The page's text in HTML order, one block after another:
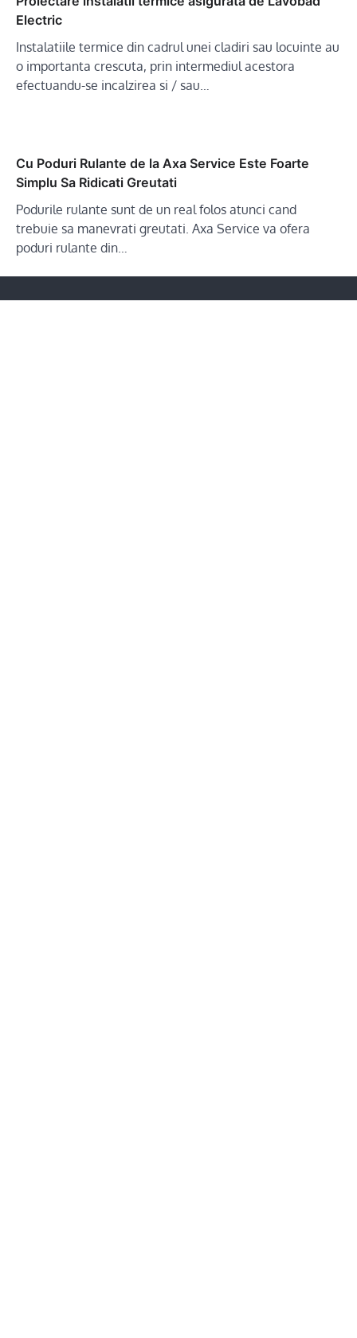
Electric
Instalatiile termice din cadrul unei cladiri sau locuinte au
o importanta crescuta, prin intermediul acestora
efectuandu-se incalzirea si / sau…
Cu Poduri Rulante de la Axa Service Este Foarte
Simplu Sa Ridicati Greutati
Podurile rulante sunt de un real folos atunci cand
trebuie sa manevrati greutati. Axa Service va ofera
poduri rulante din…